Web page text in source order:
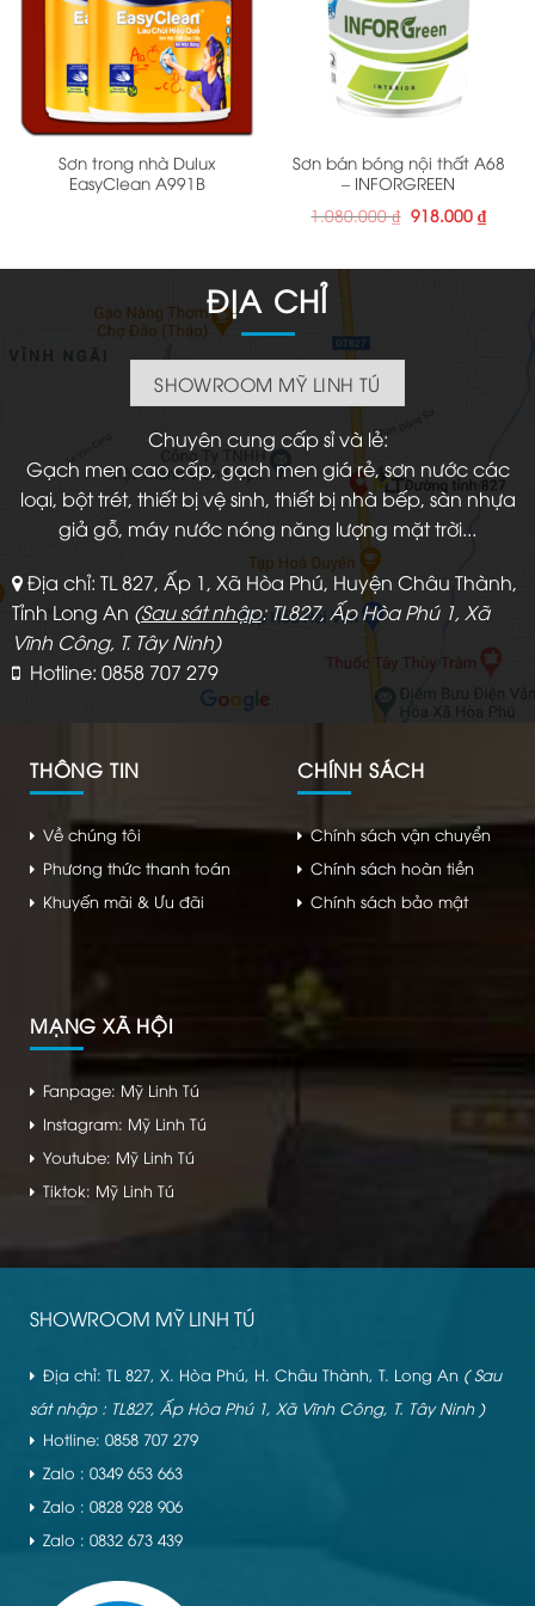
Sơn trong nhà Dulux
EasyClean A991B
Sơn bán bóng nội thất A68
– INFORGREEN
1.080.000₫ Giá
gốc
918.000 ₫Giá
hiện
ĐỊA CHỈ
SHOWROOM MỸ LINH TÚ
Chuyên cung cấp sỉ và lẻ:
Gạch men cao cấp, gạch men giá rẻ, sơn nước các
loại, bột trét, thiết bị vệ sinh, thiết bị nhà bếp, sàn nhựa
giả gỗ, máy nước nóng năng lượng mặt trời...
Địa chỉ: TL 827, Ấp 1, Xã Hòa Phú, Huyện Châu Thành,
Tỉnh Long An (Sau sát nhập: TL827, Ấp Hòa Phú 1, Xã
Vĩnh Công, T. Tây Ninh)
Hotline: 0858 707 279
THÔNG TIN
Về chúng tôi
Phương thức thanh toán
Khuyến mãi & Ưu đãi
CHÍNH SÁCH
Chính sách vận chuyển
Chính sách hoàn tiền
Chính sách bảo mật
MẠNG XÃ HỘI
Fanpage: Mỹ Linh Tú
Instagram: Mỹ Linh Tú
Youtube: Mỹ Linh Tú
Tiktok: Mỹ Linh Tú
SHOWROOM MỸ LINH TÚ
Địa chỉ: TL 827, X. Hòa Phú, H. Châu Thành, T. Long An ( Sau
sát nhập : TL827, Ấp Hòa Phú 1, Xã Vĩnh Công, T. Tây Ninh )
Hotline: 0858 707 279
Zalo : 0349 653 663
Zalo : 0828 928 906
Zalo : 0832 673 439